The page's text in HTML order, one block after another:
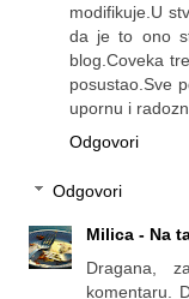
modifikuje.U
da je to ono
blog.Coveka
posustao.Sve
upornu i
Odgovori
Odgovori
Milica - Na
Dragana,
komentaru.